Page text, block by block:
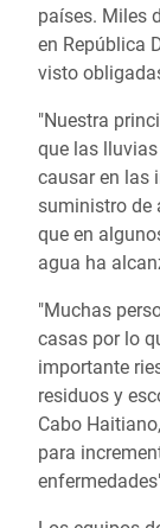
países. Miles
en República
visto
"Nuestra
que las
causar en las
suministro de
que en
agua ha
"Muchas
casas por lo
importante
residuos y
Cabo
para